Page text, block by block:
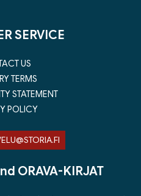
SERVICE
US
TERMS
STATEMENT
POLICY
ORAVA-KIRJAT